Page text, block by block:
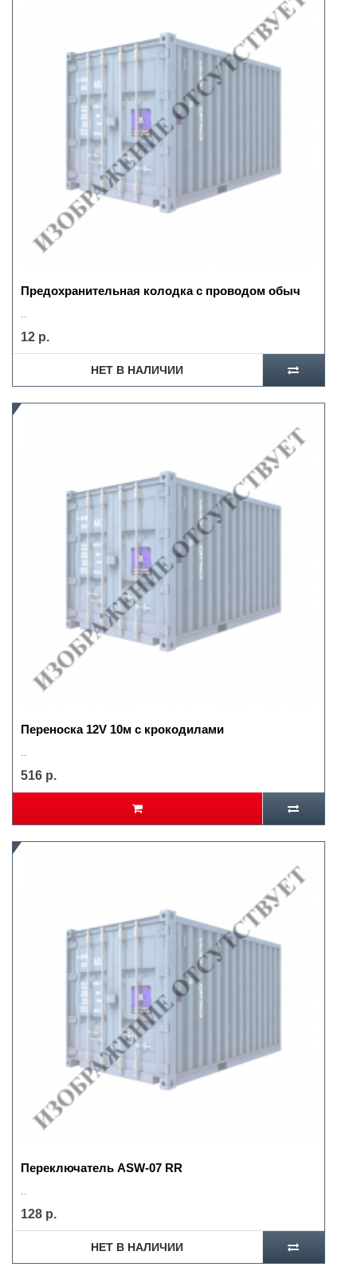
Предохранительная колодка с проводом обыч
12 р.
НЕТ В НАЛИЧИИ
Переноска 12V 10м с крокодилами
516 р.
Переключатель ASW-07 RR
128 р.
НЕТ В НАЛИЧИИ